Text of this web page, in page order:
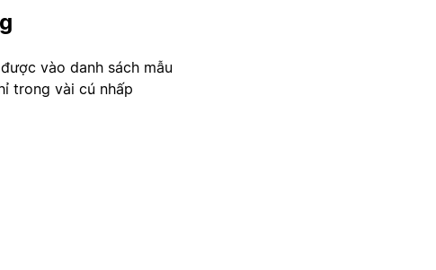
vào danh sách mẫu
trong vài cú nhấp